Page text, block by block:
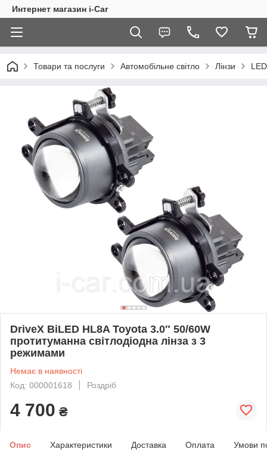
Интернет магазин i-Car
Товари та послуги Автомобільне світло Лінзи
DriveX BiLED HL8A Toyota 3.0″ 50/60W
протитуманна світлодіодна лінза з 3
режимами
Немає в наявності
Код: 000001618
Роздріб
4 700 ₴
Опис Характеристики Доставка Оплата Умови